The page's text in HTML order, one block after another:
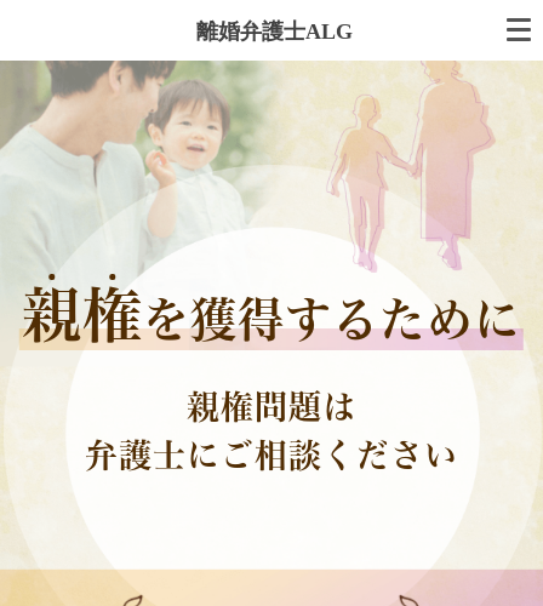
離婚弁護士ALG
親権を獲得するために
親権問題は
弁護士にご相談ください